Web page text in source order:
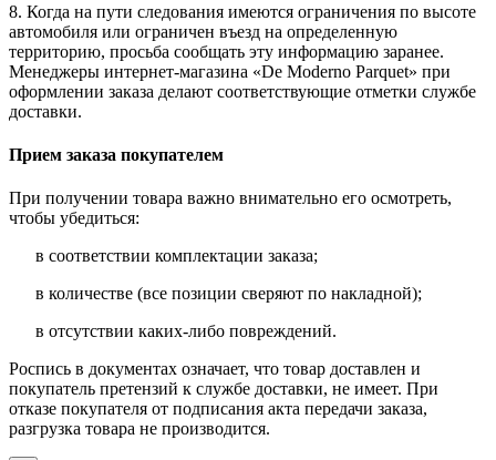
8. Когда на пути следования имеются ограничения по высоте
автомобиля или ограничен въезд на определенную
территорию, просьба сообщать эту информацию заранее.
Менеджеры интернет-магазина «De Moderno Parquet» при
оформлении заказа делают соответствующие отметки службе
доставки.
Прием заказа покупателем
При получении товара важно внимательно его осмотреть,
чтобы убедиться:
в соответствии комплектации заказа;
в количестве (все позиции сверяют по накладной);
в отсутствии каких-либо повреждений.
Роспись в документах означает, что товар доставлен и
покупатель претензий к службе доставки, не имеет. При
отказе покупателя от подписания акта передачи заказа,
разгрузка товара не производится.